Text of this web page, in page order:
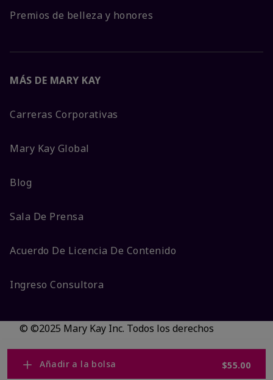
Añadir a la bolsa $55.00
Premios de belleza y honores
MÁS DE MARY KAY
Carreras Corporativas
Mary Kay Global
Blog
Sala De Prensa
Acuerdo De Licencia De Contenido
Ingreso Consultora
© ©2025 Mary Kay Inc. Todos los derechos
Código DSA/Queja al Código
Privacidad